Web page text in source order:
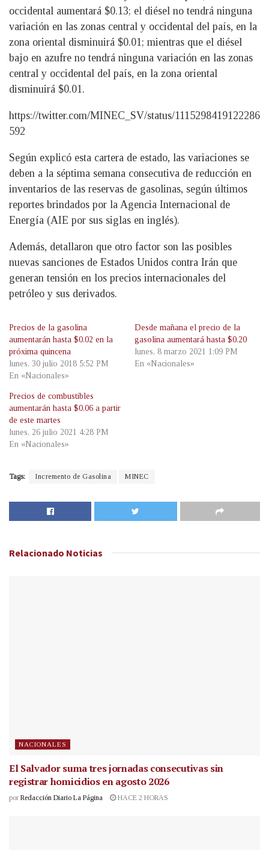
occidental aumentará $0.13; el diésel no tendrá ninguna
variación en las zonas central y occidental del país, en la
zona oriental disminuirá $0.01; mientras que el diésel
bajo en azufre no tendrá ninguna variación en las zonas
central y occidental del país, en la zona oriental
disminuirá $0.01.
https://twitter.com/MINEC_SV/status/1115298419122286
592
Según explicó esta cartera de estado, las variaciones se
deben a la séptima semana consecutiva de reducción en
inventarios de las reservas de gasolinas, según últimos
reportes brindados por la Agencia Internacional de
Energía (AIE por sus siglas en inglés).
Además, detallaron que otro factor son las posibles
nuevas sanciones de Estados Unidos contra Irán que
generan tensión en los precios internacionales del
petróleo y sus derivados.
Precios de la gasolina
aumentarán hasta $0.02 en la
próxima quincena
lunes, 30 julio 2018 5:52 PM
En «Nacionales»
Desde mañana el precio de la
gasolina aumentará hasta $0.20
lunes, 8 marzo 2021 1:09 PM
En «Nacionales»
Precios de combustibles
aumentarán hasta $0.06 a partir
de este martes
lunes, 26 julio 2021 4:28 PM
En «Nacionales»
Tags: Incremento de Gasolina MINEC
Relacionado Noticias
NACIONALES
El Salvador suma tres jornadas consecutivas sin
registrar homicidios en agosto 2026
por Redacción Diario La Página HACE 2 HORAS